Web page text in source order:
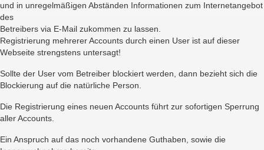
und in unregelmäßigen Abständen Informationen zum Internetangebot
des
Betreibers via E-Mail zukommen zu lassen.
Registrierung mehrerer Accounts durch einen User ist auf dieser
Webseite strengstens untersagt!
Sollte der User vom Betreiber blockiert werden, dann bezieht sich die
Blockierung auf die natürliche Person.
Die Registrierung eines neuen Accounts führt zur sofortigen Sperrung
aller Accounts.
Ein Anspruch auf das noch vorhandene Guthaben, sowie die